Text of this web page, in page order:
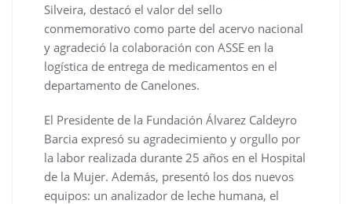
Silveira, destacó el valor del sello
conmemorativo como parte del acervo nacional
y agradeció la colaboración con ASSE en la
logística de entrega de medicamentos en el
departamento de Canelones.
El Presidente de la Fundación Álvarez Caldeyro
Barcia expresó su agradecimiento y orgullo por
la labor realizada durante 25 años en el Hospital
de la Mujer. Además, presentó los dos nuevos
equipos: un analizador de leche humana, el